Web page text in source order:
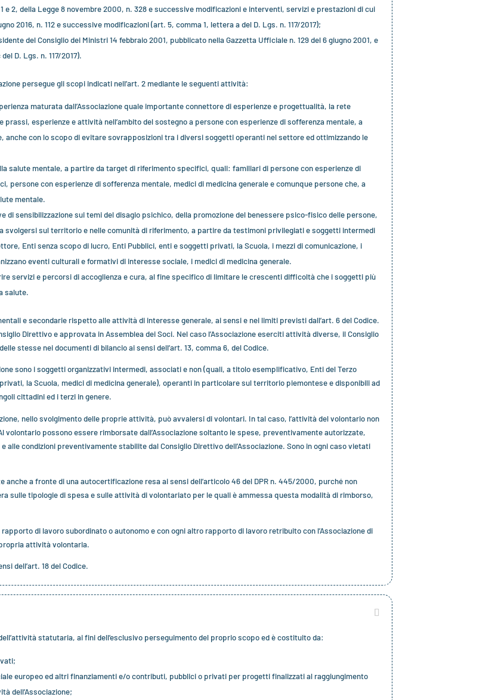
e 2, della Legge 8 novembre 2000, n. 328 e successive modificazioni e interventi, servizi e prestazioni di cui
2016, n. 112 e successive modificazioni (art. 5, comma 1, lettera a del D. Lgs. n. 117/2017);
del Consiglio dei Ministri 14 febbraio 2001, pubblicato nella Gazzetta Ufficiale n. 129 del 6 giugno 2001, e
D. Lgs. n. 117/2017).
persegue gli scopi indicati nell’art. 2 mediante le seguenti attività:
maturata dall’Associazione quale importante connettore di esperienze e progettualità, la rete
prassi, esperienze e attività nell’ambito del sostegno a persone con esperienze di sofferenza mentale, a
anche con lo scopo di evitare sovrapposizioni tra i diversi soggetti operanti nel settore ed ottimizzando le
salute mentale, a partire da target di riferimento specifici, quali: familiari di persone con esperienze di
persone con esperienze di sofferenza mentale, medici di medicina generale e comunque persone che, a
mentale.
di sensibilizzazione sui temi del disagio psichico, della promozione del benessere psico-fisico delle persone,
svolgersi sul territorio e nelle comunità di riferimento, a partire da testimoni privilegiati e soggetti intermedi
Enti senza scopo di lucro, Enti Pubblici, enti e soggetti privati, la Scuola, i mezzi di comunicazione, i
eventi culturali e formativi di interesse sociale, i medici di medicina generale.
servizi e percorsi di accoglienza e cura, al fine specifico di limitare le crescenti difficoltà che i soggetti più
salute.
e secondarie rispetto alle attività di interesse generale, ai sensi e nei limiti previsti dall’art. 6 del Codice.
Direttivo e approvata in Assemblea dei Soci. Nel caso l’Associazione eserciti attività diverse, il Consiglio
stesse nei documenti di bilancio ai sensi dell’art. 13, comma 6, del Codice.
sono i soggetti organizzativi intermedi, associati e non (quali, a titolo esemplificativo, Enti del Terzo
la Scuola, medici di medicina generale), operanti in particolare sul territorio piemontese e disponibili ad
cittadini ed i terzi in genere.
nello svolgimento delle proprie attività, può avvalersi di volontari. In tal caso, l’attività del volontario non
volontario possono essere rimborsate dall’Associazione soltanto le spese, preventivamente autorizzate,
condizioni preventivamente stabilite dal Consiglio Direttivo dell’Associazione. Sono in ogni caso vietati
a fronte di una autocertificazione resa ai sensi dell’articolo 46 del DPR n. 445/2000, purché non
sulle tipologie di spesa e sulle attività di volontariato per le quali è ammessa questa modalità di rimborso,
di lavoro subordinato o autonomo e con ogni altro rapporto di lavoro retribuito con l’Associazione di
attività volontaria.
dell’art. 18 del Codice.
statutaria, ai fini dell’esclusivo perseguimento del proprio scopo ed è costituito da:
europeo ed altri finanziamenti e/o contributi, pubblici o privati per progetti finalizzati al raggiungimento
dell’Associazione;